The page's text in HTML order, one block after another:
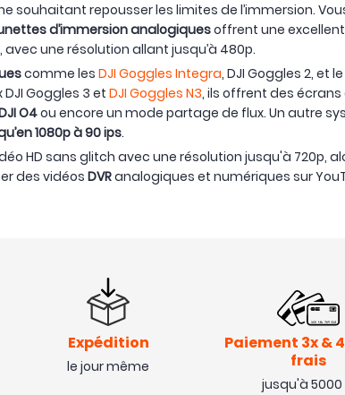
souhaitant repousser les limites de l’immersion.
d’immersion analogiquesoffrent une
une résolution allant jusqu’à 480p.
comme les DJI Goggles Integra, DJI Goggles 2, et
Goggles 3 et DJI Goggles N3, ils offrent des
O4ou encore un mode partage de flux. Un autre
1080p à 90 ips.
HD sans glitch avec une résolution jusqu'à 720p,
des vidéosDVRanalogiques et numériques sur
Expédition
le jour même
Paiement 3x &
frais
jusqu'à